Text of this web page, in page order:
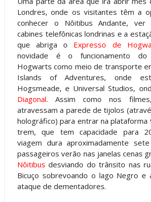
Londres, onde os visitantes têm a
conhecer o Nôitibus Andante, ver
cabines telefônicas londrinas e a
que abriga o Expresso de
novidade é o funcionamento
Hogwarts como meio de transporte
Islands of Adventures, onde
Hogsmeade, e Universal Studios,
Diagonal. Assim como nos
atravessam a parede de tijolos
holográfico) para entrar na
trem, que tem capacidade para
viagem dura aproximadamente
passageiros verão nas janelas cenas
Nôitibus desviando do trânsito nas
Bicuço sobrevoando o lago Negro e
ataque de dementadores.